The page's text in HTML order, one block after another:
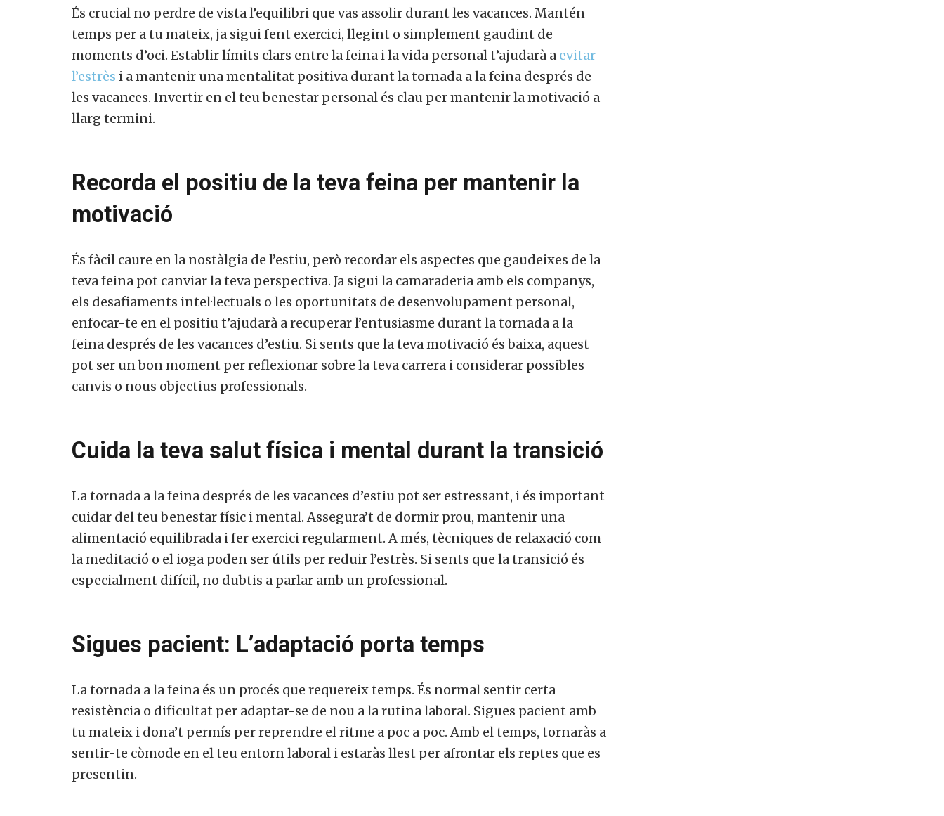
És crucial no perdre de vista l’equilibri que vas assolir durant les vacances. Mantén
temps per a tu mateix, ja sigui fent exercici, llegint o simplement gaudint de
moments d’oci. Establir límits clars entre la feina i la vida personal t’ajudarà aevitar
l’estrèsi a mantenir una mentalitat positiva durant la tornada a la feina després de
les vacances. Invertir en el teu benestar personal és clau per mantenir la motivació a
llarg termini.
Recorda el positiu de la teva feina per mantenir la
motivació
És fàcil caure en la nostàlgia de l’estiu, però recordar els aspectes que gaudeixes de la
teva feina pot canviar la teva perspectiva. Ja sigui la camaraderia amb els companys,
els desafiaments intel·lectuals o les oportunitats de desenvolupament personal,
enfocar-te en el positiu t’ajudarà a recuperar l’entusiasme durant la tornada a la
feina després de les vacances d’estiu. Si sents que la teva motivació és baixa, aquest
pot ser un bon moment per reflexionar sobre la teva carrera i considerar possibles
canvis o nous objectius professionals.
Cuida la teva salut física i mental durant la transició
La tornada a la feina després de les vacances d’estiu pot ser estressant, i és important
cuidar del teu benestar físic i mental. Assegura’t de dormir prou, mantenir una
alimentació equilibrada i fer exercici regularment. A més, tècniques de relaxació com
la meditació o el ioga poden ser útils per reduir l’estrès. Si sents que la transició és
especialment difícil, no dubtis a parlar amb un professional.
Sigues pacient: L’adaptació porta temps
La tornada a la feina és un procés que requereix temps. És normal sentir certa
resistència o dificultat per adaptar-se de nou a la rutina laboral. Sigues pacient amb
tu mateix i dona’t permís per reprendre el ritme a poc a poc. Amb el temps, tornaràs a
sentir-te còmode en el teu entorn laboral i estaràs llest per afrontar els reptes que es
presentin.